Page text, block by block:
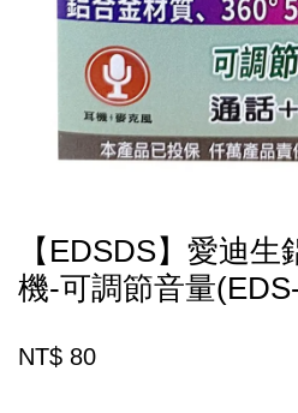
【EDSDS】愛迪
機-可調節音量
NT$ 80